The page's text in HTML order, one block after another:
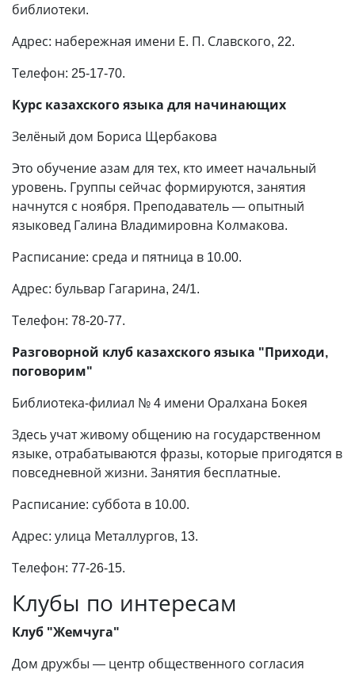
библиотеки.
Адрес: набережная имени Е. П. Славского, 22.
Телефон: 25-17-70.
Курс казахского языка для начинающих
Зелёный дом Бориса Щербакова
Это обучение азам для тех, кто имеет начальный
уровень. Группы сейчас формируются, занятия
начнутся с ноября. Преподаватель — опытный
языковед Галина Владимировна Колмакова.
Расписание: среда и пятница в 10.00.
Адрес: бульвар Гагарина, 24/1.
Телефон: 78-20-77.
Разговорной клуб казахского языка "Приходи,
поговорим"
Библиотека-филиал № 4 имени Орал­хана Бокея
Здесь учат живому общению на государственном
языке, отрабатываются фразы, которые пригодятся в
повседневной жизни. Занятия бесплатные.
Расписание: суббота в 10.00.
Адрес: улица Металлургов, 13.
Телефон: 77-26-15.
Клубы по интересам
Клуб "Жемчуга"
Дом дружбы — центр общественного согласия